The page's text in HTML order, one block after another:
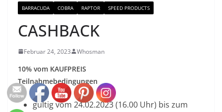
BARRACUDA COBRA RAPTOR SPEED PRODUCTS
CASHBACK
Februar 24, 2023 Whosman
10% vom KAUFPREIS
Teilnahmebedingungen
gültig vom 24.02.2023 (16.00 Uhr) bis zum